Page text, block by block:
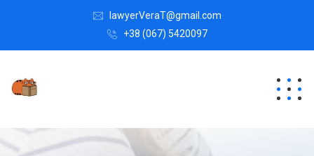
lawyerVeraT@gmail.com
+38 (067) 5420097